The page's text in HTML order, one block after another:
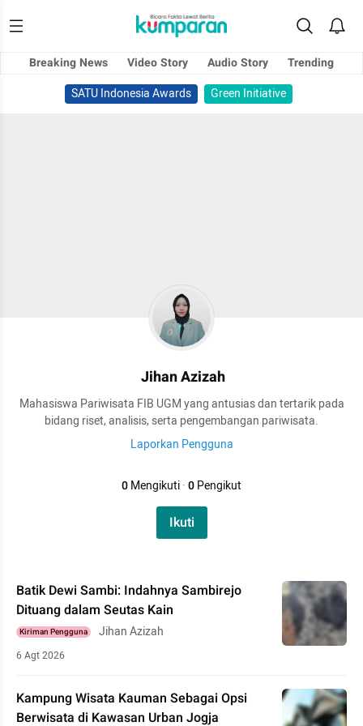
Breaking News Video Story Audio Story
Trending
SATU Indonesia Awards
Green Initiative
Jihan Azizah
Mahasiswa Pariwisata FIB UGM yang antusias dan tertarik pada
bidang riset, analisis, serta pengembangan pariwisata.
Laporkan Pengguna
0Mengikuti·0Pengikut
Ikuti
Batik Dewi Sambi: Indahnya Sambirejo
Dituang dalam Seutas Kain
Kiriman Pengguna Jihan Azizah
6 Agt 2026
Kampung Wisata Kauman Sebagai Opsi
Berwisata di Kawasan Urban Jogja